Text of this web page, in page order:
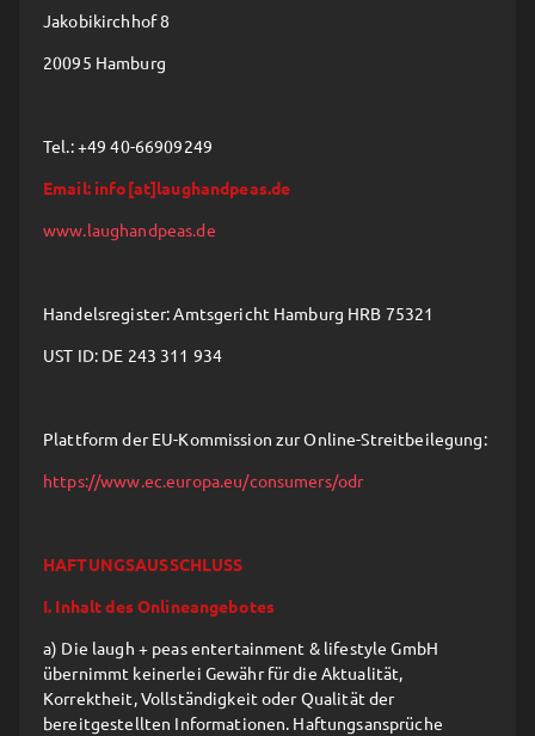
Jakobikirchhof 8
20095 Hamburg
Tel.: +49 40-66909249
Email: info[at]laughandpeas.de
www.laughandpeas.de
Handelsregister: Amtsgericht Hamburg HRB 75321
UST ID: DE 243 311 934
Plattform der EU-Kommission zur Online-Streitbeilegung:
https://www.ec.europa.eu/consumers/odr
HAFTUNGSAUSSCHLUSS
I. Inhalt des Onlineangebotes
a) Die laugh + peas entertainment & lifestyle GmbH
übernimmt keinerlei Gewähr für die Aktualität,
Korrektheit, Vollständigkeit oder Qualität der
bereitgestellten Informationen. Haftungsansprüche